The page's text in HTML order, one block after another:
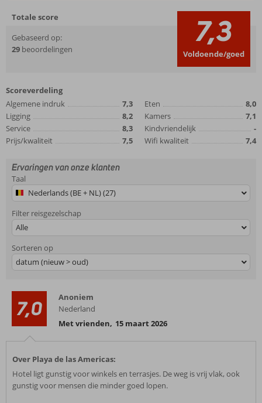
Totale score
Gebaseerd op:
29 beoordelingen 7,3
Voldoende/goed
Scoreverdeling
Algemene indruk
7,3
Ligging
8,2
Service
8,3
Prijs/kwaliteit
7,5
Eten
8,0
Kamers
7,1
Kindvriendelijk
-
Wifi kwaliteit
7,4
Ervaringen van onze klanten
Taal
Nederlands (BE + NL) (27)
Filter reisgezelschap
Alle
Sorteren op
datum (nieuw > oud)
7,0
Anoniem
Nederland
Met vrienden, 15 maart 2026
Over Playa de las Americas:
Hotel ligt gunstig voor winkels en terrasjes. De weg is vrij vlak, ook
gunstig voor mensen die minder goed lopen.